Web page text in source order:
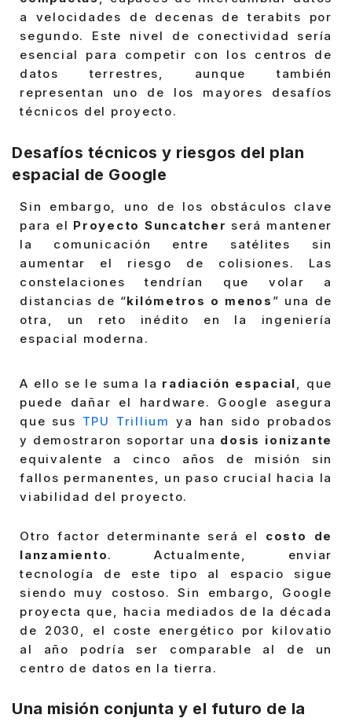
a velocidades de decenas de terabits por
segundo. Este nivel de conectividad sería
esencial para competir con los centros de
datos terrestres, aunque también
representan uno de los mayores desafíos
técnicos del proyecto.
Desafíos técnicos y riesgos del plan
espacial de Google
Sin embargo, uno de los obstáculos clave
para el Proyecto Suncatcher será mantener
la comunicación entre satélites sin
aumentar el riesgo de colisiones. Las
constelaciones tendrían que volar a
distancias de “kilómetros o menos ” una de
otra, un reto inédito en la ingeniería
espacial moderna.
A ello se le suma la radiación espacial, que
puede dañar el hardware. Google asegura
que sus TPU Trillium ya han sido probados
y demostraron soportar una dosis ionizante
equivalente a cinco años de misión sin
fallos permanentes, un paso crucial hacia la
viabilidad del proyecto.
Otro factor determinante será el costo de
lanzamiento. Actualmente, enviar
tecnología de este tipo al espacio sigue
siendo muy costoso. Sin embargo, Google
proyecta que, hacia mediados de la década
de 2030, el coste energético por kilovatio
al año podría ser comparable al de un
centro de datos en la tierra.
Una misión conjunta y el futuro de la